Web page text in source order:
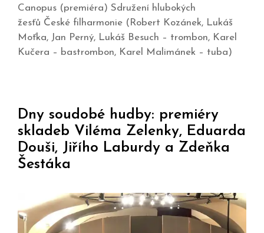
Canopus (premiéra) Sdružení hlubokých
žesťů České filharmonie (Robert Kozánek, Lukáš
Moťka, Jan Perný, Lukáš Besuch – trombon, Karel
Kučera – bastrombon, Karel Malimánek – tuba)
Dny soudobé hudby: premiéry
skladeb Viléma Zelenky, Eduarda
Douši, Jiřího Laburdy a Zdeňka
Šestáka